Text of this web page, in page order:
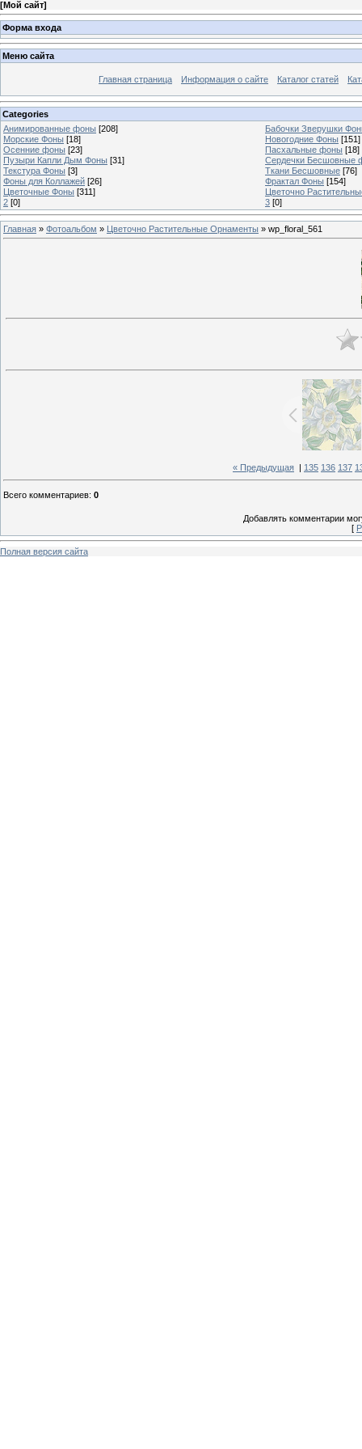
[Мой сайт]
Форма входа
Меню сайта
Главная страница Информация о сайте Каталог статей
Categories
Анимированные фоны [208]
Бабочки Зверушки
Морские Фоны [18] Новогодние Фоны [151]
Осенние фоны [23] Пасхальные фоны [18]
Пузыри Капли Дым Фоны [31]
Сердечки Бесшовные
Текстура Фоны [3] Ткани Бесшовные [76]
Фоны для Коллажей [26] Фрактал Фоны [154]
Цветочные Фоны [311]
Цветочно
2 [0] 3 [0]
Главная » Фотоальбом » Цветочно Растительные Орнаменты » wp_floral_561
« Предыдущая 135 136 137
Всего комментариев: 0
Добавлять комментарии
[
Полная версия сайта